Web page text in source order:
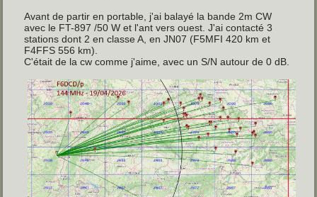
Avant de partir en portable, j'ai balayé la bande 2m CW
avec le FT-897 /50 W et l'ant vers ouest. J'ai contacté 3
stations dont 2 en classe A, en JN07 (F5MFI 420 km et
F4FFS 556 km).
C'était de la cw comme j'aime, avec un S/N autour de 0 dB.